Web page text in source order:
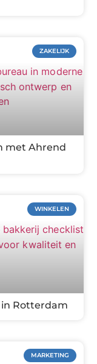
ZAKELIJK
met Ahrend
WINKELEN
Rotterdam
MARKETING